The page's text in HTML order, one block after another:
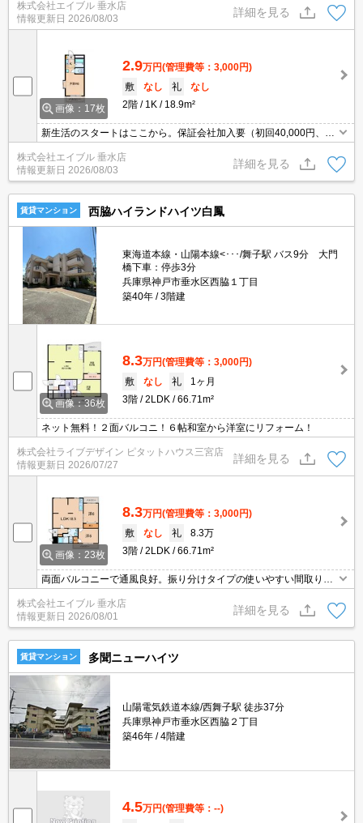
H調理器付き。お料理好きの方に。バス・トイレ別。ぜひお問い合
わせください!。
株式会社エイブル 垂水店
情報更新日 2026/08/03
詳細を見る
画像：17枚
2.9万円(管理費等：3,000円)
敷
なし 礼
なし
2階
1K 18.9m²
新生活のスタートはここから。保証会社加入要（初回40,000円、年
間保証料12,000円）。初めての一人暮らしはこのお部屋から。鉄筋
コンクリート造りのマンションです。
株式会社エイブル 垂水店
情報更新日 2026/08/03
詳細を見る
賃貸マンション 西脇ハイランドハイツ白鳳
東海道本線・山陽本線<･･･/舞子駅 バス9分 大門
橋下車：停歩3分
兵庫県神戸市垂水区西脇１丁目
築40年
3階建
画像：36枚
8.3万円(管理費等：3,000円)
敷
なし 礼
1ヶ月
3階
2LDK 66.71m²
ネット無料！２面バルコニ！６帖和室から洋室にリフォーム！
株式会社ライブデザイン ピタットハウス三宮店
情報更新日 2026/07/27
詳細を見る
画像：23枚
8.3万円(管理費等：3,000円)
敷
なし 礼
8.3万
3階
2LDK 66.71m²
両面バルコニーで通風良好。振り分けタイプの使いやすい間取り。
驚きのこの家賃。退去時、ルームクリーニング料金71,500円。要火
災保険。保証会社加入要(初回月額総額80%、月次月額総額1.5%)。
株式会社エイブル 垂水店
情報更新日 2026/08/01
詳細を見る
賃貸マンション 多聞ニューハイツ
山陽電気鉄道本線/西舞子駅 徒歩37分
兵庫県神戸市垂水区西脇２丁目
築46年
4階建
4.5万円(管理費等：--)